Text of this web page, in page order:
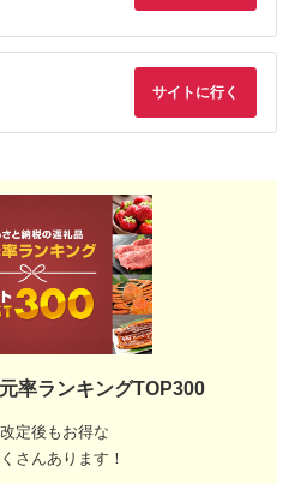
サイトに行く
率ランキングTOP300
定後もお得な
さんあります！